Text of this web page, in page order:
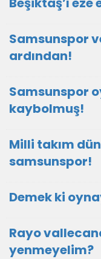
Samsunspor
ardından!
Samsunspor
kaybolmuş!
Milli takım
samsunspor!
Demek ki
Rayo
yenmeyelim?